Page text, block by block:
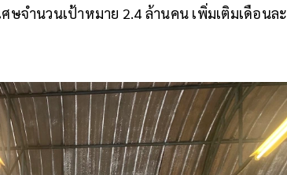
จำนวนเป้าหมาย 2.4 ล้านคน เพิ่มเติมเดือนละ